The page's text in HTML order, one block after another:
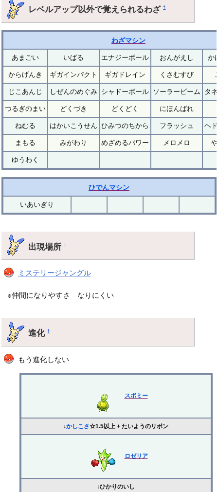
レベルアップ以外で覚えられるわざ†
わざマシン
あまごい いばる エナジーボール おんがえし か
からげんき ギガインパクト ギガドレイン くさむすび
じこあんじ しぜんのめぐみ シャドーボール ソーラービーム タ
つるぎのまい どくづき どくどく にほんばれ
ねむる はかいこうせん ひみつのちから フラッシュ ヘ
まもる みがわり めざめるパワー メロメロ
ゆうわく
ひでんマシン
いあいぎり
出現場所†
ミステリージャングル
※仲間になりやすさ なりにくい
進化†
もう進化しない
スボミー
↓かしこさ☆1.5以上 + たいようのリボン
ロゼリア
↓ひかりのいし